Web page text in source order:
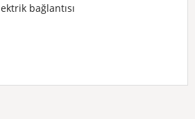
bağlantısı